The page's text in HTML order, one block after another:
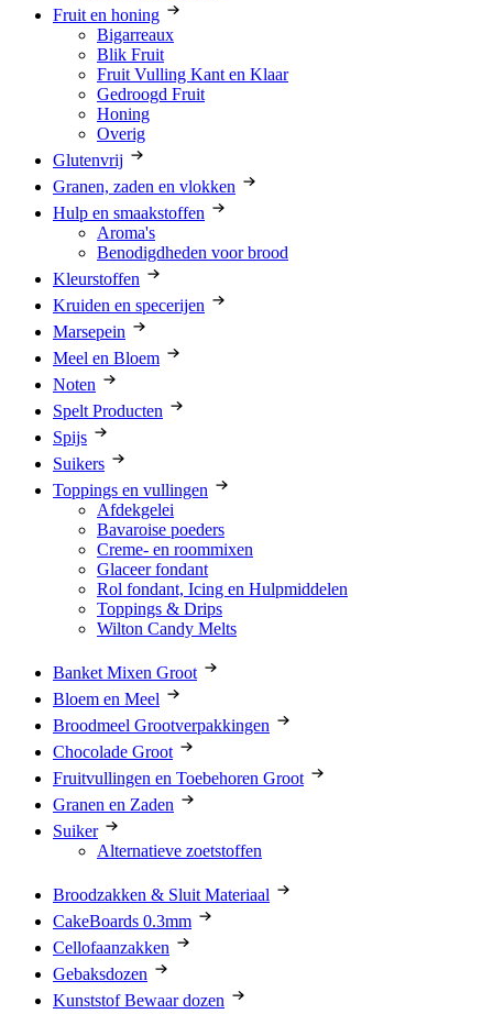
Fruit en honing
Bigarreaux
Blik Fruit
Fruit Vulling Kant en Klaar
Gedroogd Fruit
Honing
Overig
Glutenvrij
Granen, zaden en vlokken
Hulp en smaakstoffen
Aroma's
Benodigdheden voor brood
Kleurstoffen
Kruiden en specerijen
Marsepein
Meel en Bloem
Noten
Spelt Producten
Spijs
Suikers
Toppings en vullingen
Afdekgelei
Bavaroise poeders
Creme- en roommixen
Glaceer fondant
Rol fondant, Icing en Hulpmiddelen
Toppings & Drips
Wilton Candy Melts
Banket Mixen Groot
Bloem en Meel
Broodmeel Grootverpakkingen
Chocolade Groot
Fruitvullingen en Toebehoren Groot
Granen en Zaden
Suiker
Alternatieve zoetstoffen
Broodzakken & Sluit Materiaal
CakeBoards 0.3mm
Cellofaanzakken
Gebaksdozen
Kunststof Bewaar dozen